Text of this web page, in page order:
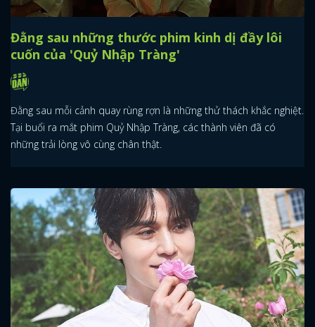
Đằng sau những thước phim kinh dị đầy lôi
cuốn của 'Quỷ Nhập Tràng'
Đằng sau mỗi cảnh quay rùng rợn là những thử thách khắc nghiệt.
Tại buổi ra mắt phim Quỷ Nhập Tràng, các thành viên đã có
những trải lòng vô cùng chân thật.